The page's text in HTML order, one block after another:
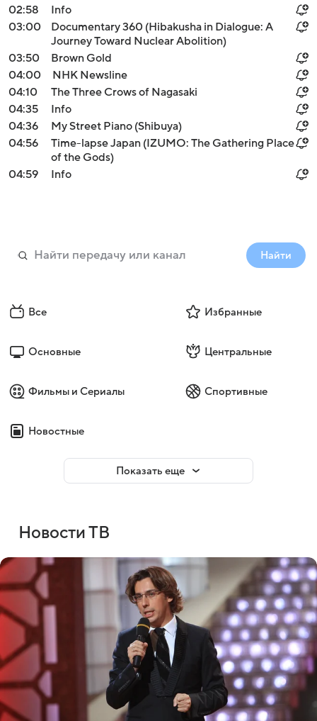
02:58
Info
03:00
Documentary 360 (Hibakusha in Dialogue: A
Journey Toward Nuclear Abolition)
03:50
Brown Gold
04:00
NHK Newsline
04:10
The Three Crows of Nagasaki
04:35
Info
04:36
My Street Piano (Shibuya)
04:56
Time-lapse Japan (IZUMO: The Gathering Place
of the Gods)
04:59
Info
Найти
Все Избранные
Основные Центральные
Фильмы и Сериалы Спортивные
Новостные
Показать еще
Новости ТВ